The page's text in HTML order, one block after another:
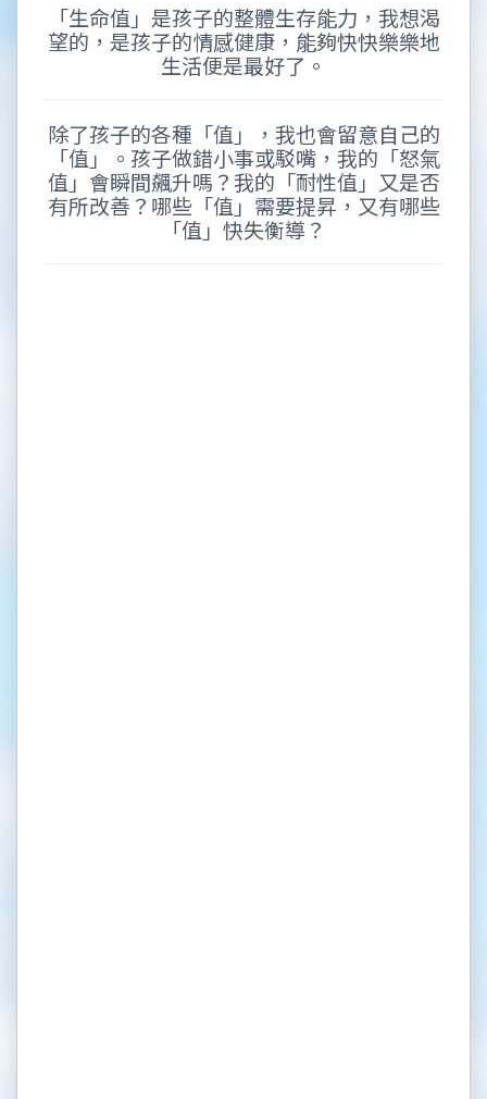
「生命值」是孩子的整體生存能力，我想渴
望的，是孩子的情感健康，能夠快快樂樂地
生活便是最好了。
除了孩子的各種「值」，我也會留意自己的
「值」。孩子做錯小事或駁嘴，我的「怒氣
值」會瞬間飆升嗎？我的「耐性值」又是否
有所改善？哪些「值」需要提昇，又有哪些
「值」快失衡導？